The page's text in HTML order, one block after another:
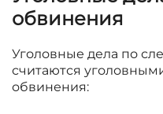
обвинения
Уголовные дела по
считаются
обвинения: